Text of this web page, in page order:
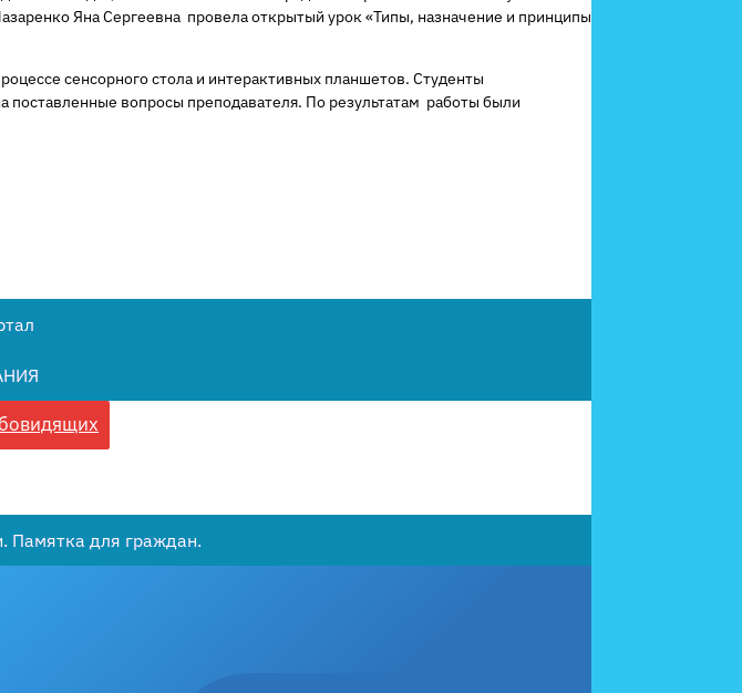
Яна Сергеевна провела открытый урок «Типы, назначение и принципы
сенсорного стола и интерактивных планшетов. Студенты
поставленные вопросы преподавателя. По результатам работы были
Памятка для граждан.